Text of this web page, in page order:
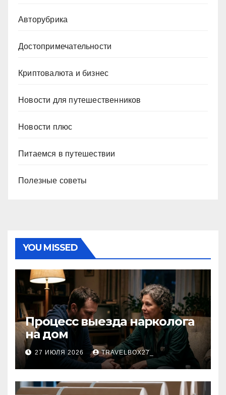
Авторубрика
Достопримечательности
Криптовалюта и бизнес
Новости для путешественников
Новости плюс
Питаемся в путешествии
Полезные советы
YOU MISSED
Процесс выезда нарколога
на дом
27 ИЮЛЯ 2026 TRAVELBOX27_